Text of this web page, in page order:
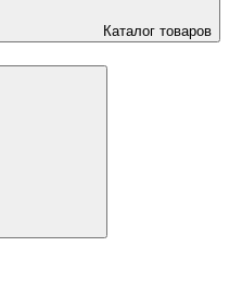
Каталог товаров